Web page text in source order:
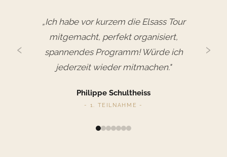
‹
„Ich habe vor kurzem die Elsass Tour
mitgemacht, perfekt organisiert,
spannendes Programm! Würde ich
jederzeit wieder mitmachen."
Philippe Schultheiss
- 1. TEILNAHME -
›